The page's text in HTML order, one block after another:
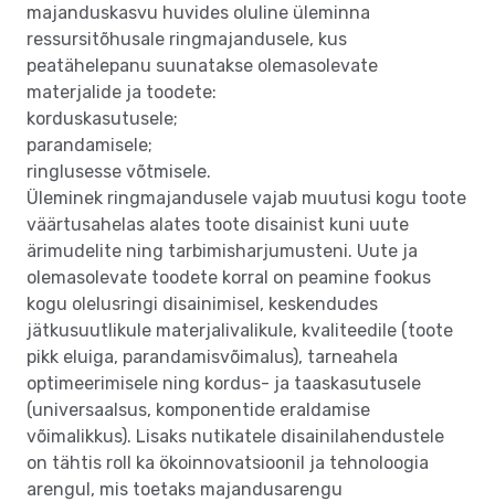
majanduskasvu huvides oluline üleminna
ressursitõhusale ringmajandusele, kus
peatähelepanu suunatakse olemasolevate
materjalide ja toodete:
korduskasutusele;
parandamisele;
ringlusesse võtmisele.
Üleminek ringmajandusele vajab muutusi kogu toote
väärtusahelas alates toote disainist kuni uute
ärimudelite ning tarbimisharjumusteni. Uute ja
olemasolevate toodete korral on peamine fookus
kogu olelusringi disainimisel, keskendudes
jätkusuutlikule materjalivalikule, kvaliteedile (toote
pikk eluiga, parandamisvõimalus), tarneahela
optimeerimisele ning kordus- ja taaskasutusele
(universaalsus, komponentide eraldamise
võimalikkus). Lisaks nutikatele disainilahendustele
on tähtis roll ka ökoinnovatsioonil ja tehnoloogia
arengul, mis toetaks majandusarengu